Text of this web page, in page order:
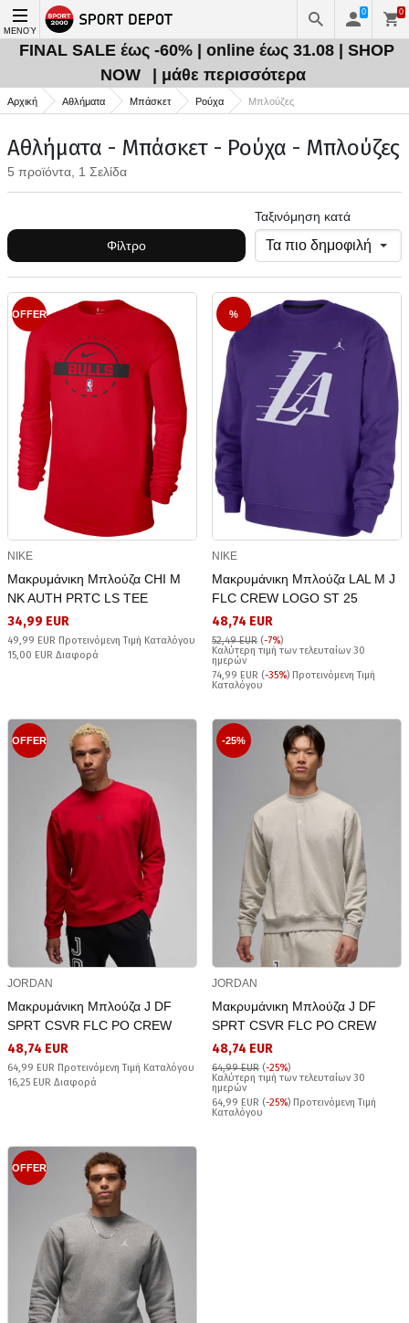
ΜΕΝΟΎ
0 0
FINAL SALE έως -60% | online έως 31.08 | SHOP
NOW
| μάθε περισσότερα
Αρχική Αθλήματα Μπάσκετ Ρούχα Μπλούζες
Αθλήματα - Μπάσκετ - Ρούχα - Μπλούζες
5 προϊόντα, 1 Σελίδα
Φίλτρο
Ταξινόμηση κατά
OFFER
NIKE
Μακρυμάνικη Μπλούζα CHI M
NK AUTH PRTC LS TEE
34,99 EUR
49,99 EUR Προτεινόμενη Τιμή Καταλόγου
15,00 EUR Διαφορά
%
NIKE
Μακρυμάνικη Μπλούζα LAL M J
FLC CREW LOGO ST 25
48,74 EUR
52,49 EUR (-7%)
Καλύτερη τιμή των τελευταίων 30
ημερών
74,99 EUR (-35%) Προτεινόμενη Τιμή
Καταλόγου
OFFER
JORDAN
Μακρυμάνικη Μπλούζα J DF
SPRT CSVR FLC PO CREW
48,74 EUR
64,99 EUR Προτεινόμενη Τιμή Καταλόγου
16,25 EUR Διαφορά
-25%
JORDAN
Μακρυμάνικη Μπλούζα J DF
SPRT CSVR FLC PO CREW
48,74 EUR
64,99 EUR (-25%)
Καλύτερη τιμή των τελευταίων 30
ημερών
64,99 EUR (-25%) Προτεινόμενη Τιμή
Καταλόγου
OFFER